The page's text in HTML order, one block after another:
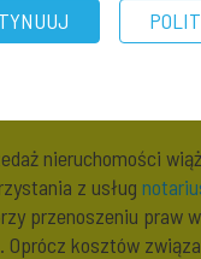
nieruchomości
z usług
przenoszeniu praw
Oprócz kosztów